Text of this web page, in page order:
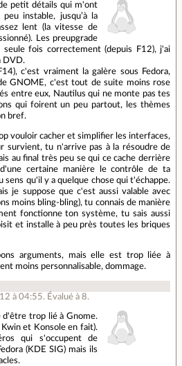
petit détails qui m'ont
instable, jusqu’à la
lent (la vitesse de
Les preupgrade
fois correctement (depuis F12), j'ai
DVD.
c'est vraiment la galère sous Fedora,
GNOME, c'est tout de suite moins rose
entre eux, Nautilus qui ne monte pas tes
qui foirent un peu partout, les thèmes
bref.
vouloir cacher et simplifier les interfaces,
survient, tu n'arrive pas à la résoudre de
au final très peu se qui ce cache derrière
certaine manière le contrôle de ta
sens qu'il y a quelque chose qui t'échappe.
je suppose que c'est aussi valable avec
moins bling-bling), tu connais de manière
fonctionne ton système, tu sais aussi
et installe à peu près toutes les briques
arguments, mais elle est trop liée à
moins personnalisable, dommage.
à 04:55. Évalué à8.
d'être trop lié à Gnome.
et Konsole en fait).
qui s'occupent de
(KDE SIG) mais ils